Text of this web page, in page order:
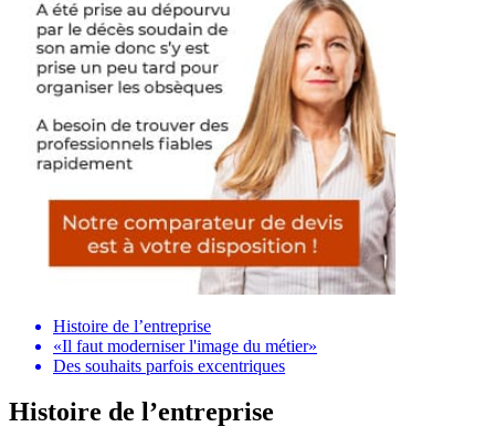
Histoire de l’entreprise
«Il faut moderniser l'image du métier»
Des souhaits parfois excentriques
Histoire de l’entreprise